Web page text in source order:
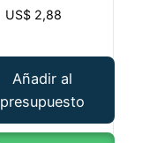
US$ 2,88
Añadir al
presupuesto